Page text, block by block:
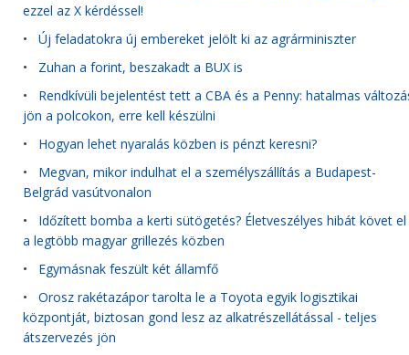
ezzel az X kérdéssel!
• Új feladatokra új embereket jelölt ki az agrárminiszter
• Zuhan a forint, beszakadt a BUX is
• Rendkívüli bejelentést tett a CBA és a Penny: hatalmas
jön a polcokon, erre kell készülni
• Hogyan lehet nyaralás közben is pénzt keresni?
• Megvan, mikor indulhat el a személyszállítás a Budapest-
Belgrád vasútvonalon
• Időzített bomba a kerti sütögetés? Életveszélyes hibát követ el
a legtöbb magyar grillezés közben
• Egymásnak feszült két államfő
• Orosz rakétazápor tarolta le a Toyota egyik logisztikai
központját, biztosan gond lesz az alkatrészellátással - teljes
átszervezés jön